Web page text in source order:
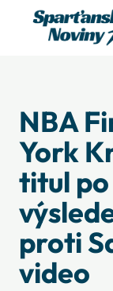
Přeskočit
NBA
York
titul
proti
video